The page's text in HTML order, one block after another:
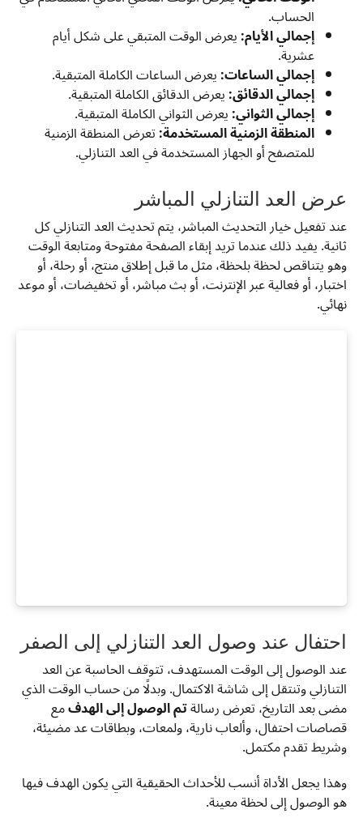
الحساب.
إجمالي الأيام:يعرض الوقت المتبقي على شكل أيام
عشرية.
إجمالي الساعات:يعرض الساعات الكاملة المتبقية.
إجمالي الدقائق:يعرض الدقائق الكاملة المتبقية.
إجمالي الثواني:يعرض الثواني الكاملة المتبقية.
المنطقة الزمنية المستخدمة:تعرض المنطقة الزمنية
للمتصفح أو الجهاز المستخدمة في العد التنازلي.
عرض العد التنازلي المباشر
عند تفعيل خيار التحديث المباشر، يتم تحديث العد التنازلي كل
ثانية. يفيد ذلك عندما تريد إبقاء الصفحة مفتوحة ومتابعة الوقت
وهو يتناقص لحظة بلحظة، مثل ما قبل إطلاق منتج، أو رحلة، أو
اختبار، أو فعالية عبر الإنترنت، أو بث مباشر، أو تخفيضات، أو موعد
نهائي.
احتفال عند وصول العد التنازلي إلى الصفر
عند الوصول إلى الوقت المستهدف، تتوقف الحاسبة عن العد
التنازلي وتنتقل إلى شاشة الاكتمال. وبدلًا من حساب الوقت الذي
مضى بعد التاريخ، تعرض رسالةتم الوصول إلى الهدفمع
قصاصات احتفال، وألعاب نارية، ولمعات، وبطاقات عد مضيئة،
وشريط تقدم مكتمل.
وهذا يجعل الأداة أنسب للأحداث الحقيقية التي يكون الهدف فيها
هو الوصول إلى لحظة معينة.